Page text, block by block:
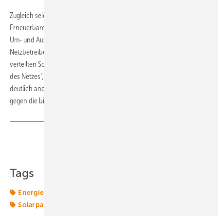
Zugleich seien die beteiligten Institutionen auf das Thema
Erneuerbare sehr gut vorbereitet und präferierten Solarenergie beim
Um- und Ausbau des Energieversorgungssystems: „Versorger und
Netzbetreiber erkennen die großen Vorteile der dezentral im Land
verteilten Solarparks für die Versorgungssicherheit und die Stabilität
des Netzes“, sagt Schmiedel: „Da ist die Sicht auf Solarstrom eine
deutlich andere als in Mitteleuropa.“ Denn dort muss sie sich im Netz
gegen die billigen Kohlekraftwerke durchsetzen. (
Tags
Energiewende
Solarpark